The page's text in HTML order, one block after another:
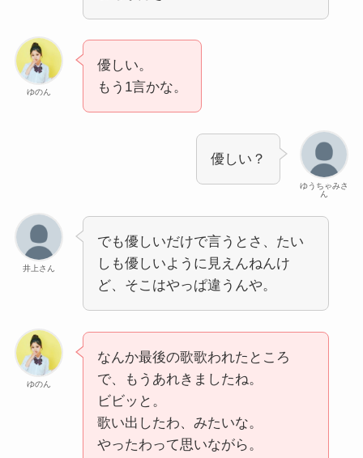
ゆのん
優しい。
もう1言かな。
ゆうちゃみさ
ん
優しい？
井上さん
でも優しいだけで言うとさ、たい
しも優しいように見えんねんけ
ど、そこはやっぱ違うんや。
ゆのん
なんか最後の歌歌われたところ
で、もうあれきましたね。
ビビッと。
歌い出したわ、みたいな。
やったわって思いながら。